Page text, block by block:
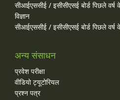
सीआईएससीई / इसीसीएसई बोर्ड पिछले
विज्ञान
सीआईएससीई / इसीसीएसई बोर्ड पिछले
अन्य संसाधन
प्रवेश परीक्षा
वीडियो ट्यूटोरियल
प्रश्न पत्र